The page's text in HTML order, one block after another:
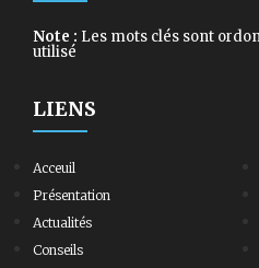
Note : Les mots clés sont
utilisé
LIENS
Acceuil
Présentation
Actualités
Conseils